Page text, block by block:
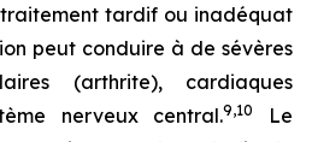
traitement tardif ou inadéquat
peut conduire à de sévères
(arthrite), cardiaques
nerveux central.9,10
Le